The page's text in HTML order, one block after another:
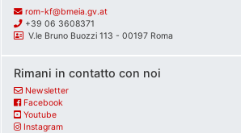
rom-kf@bmeia.gv.at
+39 06 3608371
V.le Bruno Buozzi 113 - 00197 Roma
Rimani in contatto con noi
Newsletter
Facebook
Youtube
Instagram